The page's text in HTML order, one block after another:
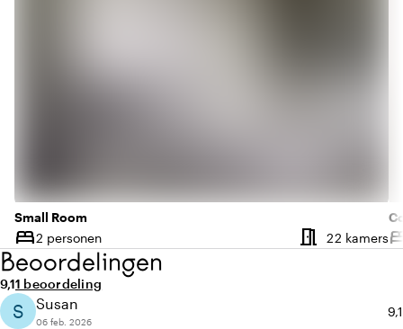
Small Room
bed
Capaciteit
2 personen meeting_room 22 kamers
Beoordelingen
Gemiddelde beoordeling van 9,1 uit 10
9,1Aantal beoordelingen: 1
1 beoordeling
S Susan
06 feb. 2026
9,1